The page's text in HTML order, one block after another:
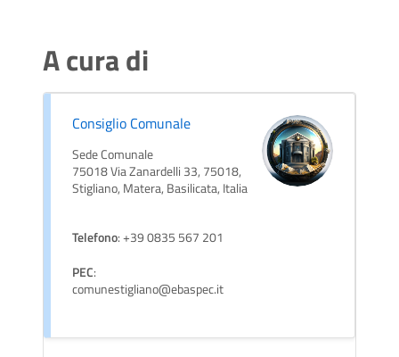
A cura di
Consiglio Comunale
Sede Comunale
75018 Via Zanardelli 33, 75018,
Stigliano, Matera, Basilicata, Italia
Telefono: +39 0835 567 201
PEC:
comunestigliano@ebaspec.it